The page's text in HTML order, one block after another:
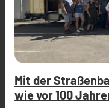
Mit der
wie vor 100